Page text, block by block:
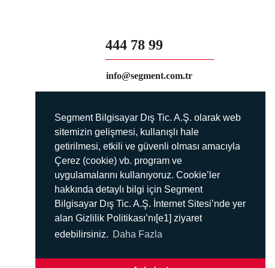
Segment Bilgisayar Dış Tic. A.Ş. olarak web
sitemizin gelişmesi, kullanışlı hale
getirilmesi, etkili ve güvenli olması amacıyla
Çerez (cookie) vb. program ve
uygulamalarını kullanıyoruz. Cookie’ler
hakkında detaylı bilgi için Segment
Bilgisayar Dış Tic. A.Ş. İnternet Sitesi’nde yer
alan Gizlilik Politikası’nı[e1] ziyaret
edebilirsiniz. Daha Fazla
444 78 99
info@segment.com.tr